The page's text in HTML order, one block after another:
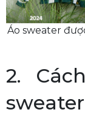
Áo sweater
2.
sweater